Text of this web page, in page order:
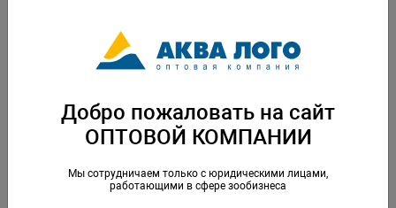
Кольцо уплотнительное для фильтров EHEIM 2260010/2250010
Артикул: EM-7276650
Добро пожаловать на сайт
ОПТОВОЙ КОМПАНИИ
Мы сотрудничаем только с юридическими лицами,
работающими в сфере зообизнеса